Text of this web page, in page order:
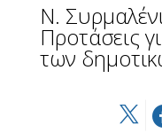
N.
Προτάσεις
των